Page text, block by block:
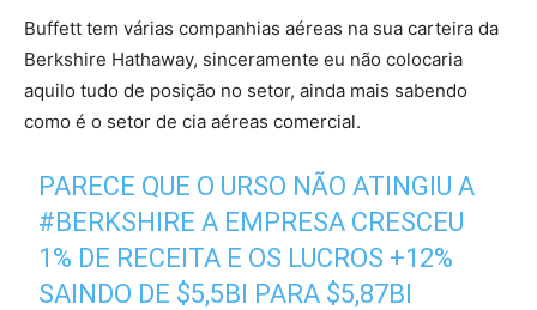
Buffett tem várias companhias aéreas na sua carteira da
Berkshire Hathaway, sinceramente eu não colocaria
aquilo tudo de posição no setor, ainda mais sabendo
como é o setor de cia aéreas comercial.
PARECE QUE O URSO NÃO ATINGIU A
#BERKSHIRE A EMPRESA CRESCEU
1% DE RECEITA E OS LUCROS +12%
SAINDO DE $5,5BI PARA $5,87BI